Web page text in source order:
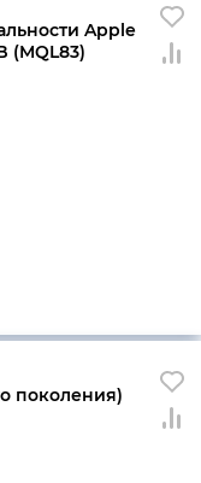
Apple
(MQL83)
поколения)